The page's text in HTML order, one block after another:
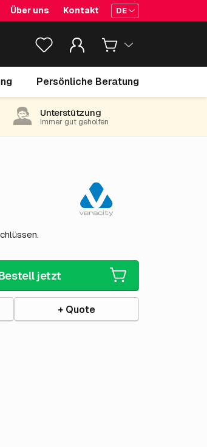
Über uns Kontakt DE
Persönliche Beratung
939.00 €
Unterstützung
Immer gut geholfen
jetzt
+ Quote